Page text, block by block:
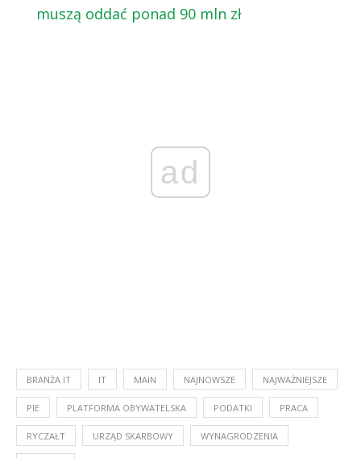
muszą oddać ponad 90 mln zł
ad
BRANŻA IT IT MAIN NAJNOWSZE NAJWAŻNIEJSZE
PIE PLATFORMA OBYWATELSKA PODATKI PRACA
RYCZAŁT URZĄD SKARBOWY WYNAGRODZENIA